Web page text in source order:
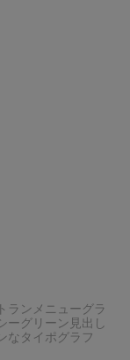
ランメニューグラ
ーグリーン見出し
なタイポグラフ